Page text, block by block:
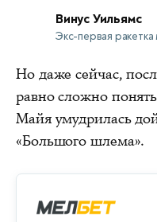
Винус Уильямс
Экс-первая ракетка
Но даже сейчас,
равно сложно
Майя умудрилась
«Большого шлема».